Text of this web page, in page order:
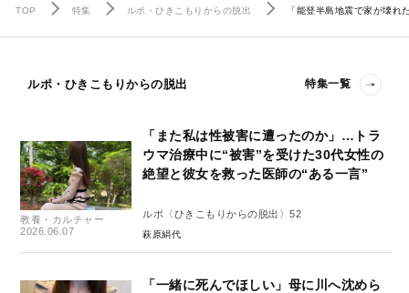
TOP 特集 ルポ・ひきこもりからの脱出 「能登半島地震で家が壊
ルポ・ひきこもりからの脱出 特集一覧
教養・カルチャー
2026.06.07
「また私は性被害に遭ったのか」…トラ
ウマ治療中に“被害”を受けた30代女性の
絶望と彼女を救った医師の“ある一言”
ルポ〈ひきこもりからの脱出〉52
萩原絹代
「一緒に死んでほしい」母に川へ沈めら